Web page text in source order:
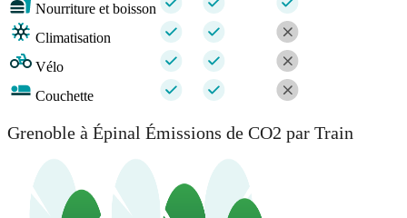
Nourriture et boisson
Climatisation
Vélo
Couchette
Grenoble à Épinal Émissions de CO2 par Train